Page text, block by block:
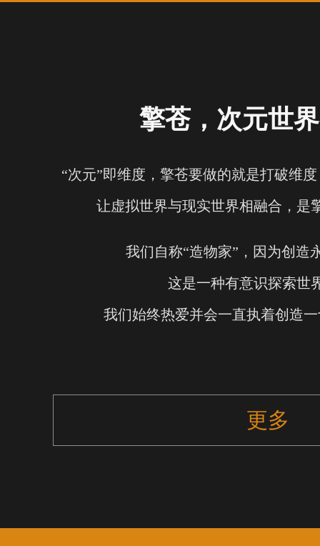
擎苍，次元世
“次元”即维度，擎苍要做的就是打破维
让虚拟世界与现实世界相融合，是
我们自称“造物家”，因为创造
这是一种有意识探索世
我们始终热爱并会一直执着创造
更多